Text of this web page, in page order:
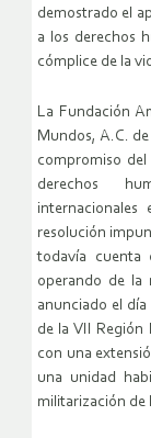
demostrado el
a los derechos
cómplice de la
La Fundación
Mundos, A.C.
compromiso
derechos
resolución
todavía cuenta
operando de la
anunciado el
de la VII Región
con una
una unidad
militarización de